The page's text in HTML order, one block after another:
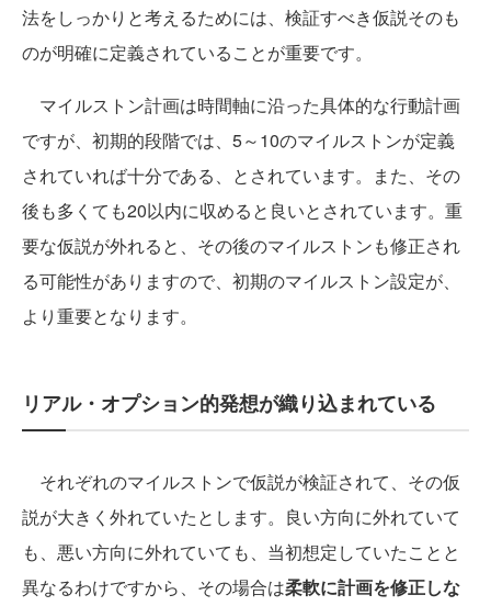
法をしっかりと考えるためには、検証すべき仮説そのも
のが明確に定義されていることが重要です。
マイルストン計画は時間軸に沿った具体的な行動計画
ですが、初期的段階では、5～10のマイルストンが定義
されていれば十分である、とされています。また、その
後も多くても20以内に収めると良いとされています。重
要な仮説が外れると、その後のマイルストンも修正され
る可能性がありますので、初期のマイルストン設定が、
より重要となります。
リアル・オプション的発想が織り込まれている
それぞれのマイルストンで仮説が検証されて、その仮
説が大きく外れていたとします。良い方向に外れていて
も、悪い方向に外れていても、当初想定していたことと
異なるわけですから、その場合は柔軟に計画を修正しな